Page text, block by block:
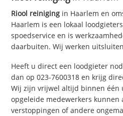
Riool reiniging in Haarlem en
Haarlem is een lokaal
spoedservice en is
daarbuiten. Wij werken
Heeft u direct een loodgieter
dan op 023-7600318 en krijg
Wij zijn vrijwel altijd binnen één
opgeleide medewerkers kunnen
verstoppingen of andere